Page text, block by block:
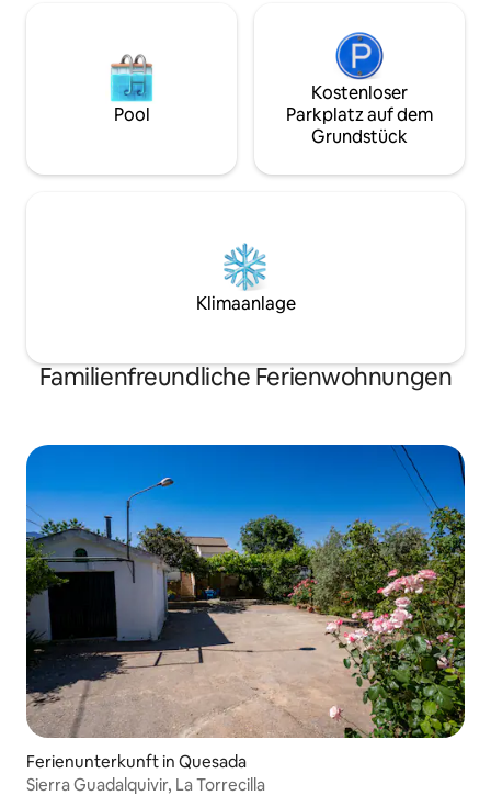
Pool
Kostenloser
Parkplatz auf dem
Grundstück
Klimaanlage
Familienfreundliche Ferienwohnungen
Ferienunterkunft in Quesada
Sierra Guadalquivir, La Torrecilla